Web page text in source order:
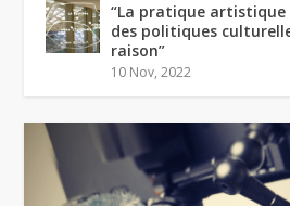
“La pratique
des politiques
raison”
10 Nov, 2022